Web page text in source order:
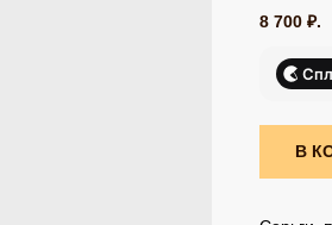
8 700 ₽.
В